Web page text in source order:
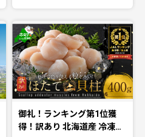
御礼！ランキング第1位獲
得！訳あり 北海道産 冷凍…